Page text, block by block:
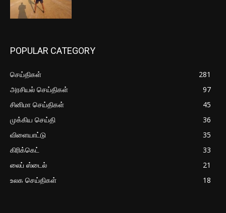
POPULAR CATEGORY
செய்திகள்
281
அரசியல் செய்திகள்
97
சினிமா செய்திகள்
45
முக்கிய செய்தி
36
விளையாட்டு
35
கிரிக்கெட்
33
லைப் ஸ்டைல்
21
உலக செய்திகள்
18